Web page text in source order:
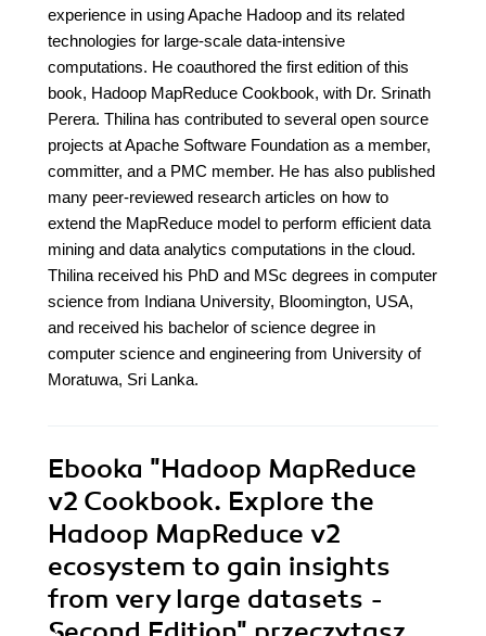
experience in using Apache Hadoop and its related
technologies for large-scale data-intensive
computations. He coauthored the first edition of this
book, Hadoop MapReduce Cookbook, with Dr. Srinath
Perera. Thilina has contributed to several open source
projects at Apache Software Foundation as a member,
committer, and a PMC member. He has also published
many peer-reviewed research articles on how to
extend the MapReduce model to perform efficient data
mining and data analytics computations in the cloud.
Thilina received his PhD and MSc degrees in computer
science from Indiana University, Bloomington, USA,
and received his bachelor of science degree in
computer science and engineering from University of
Moratuwa, Sri Lanka.
Ebooka "Hadoop MapReduce
v2 Cookbook. Explore the
Hadoop MapReduce v2
ecosystem to gain insights
from very large datasets -